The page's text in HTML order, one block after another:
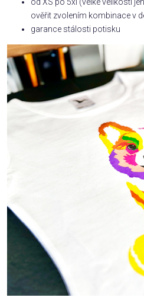
ověřit zvolením kombinace v
garance stálosti potisku